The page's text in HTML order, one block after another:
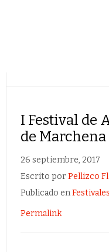
I Festival de
de Marchena
26 septiembre, 2017
Escrito porPellizco
Publicado enFestivales
Permalink